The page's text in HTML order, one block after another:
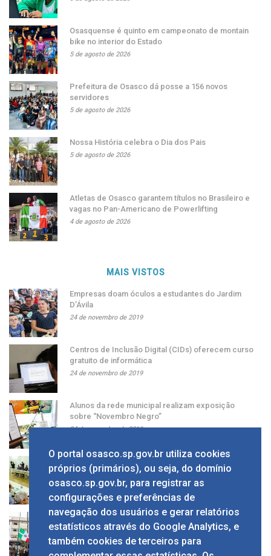
Osasquense é quinto em campeonato de montain
bike no interior do Estado
5 de agosto de 2026
Prefeitura de Osasco dá posse a 156 novos
servidores
5 de agosto de 2026
Nossa História celebra o Dia dos Pais
5 de agosto de 2026
Atletas de Osasco garantem títulos no Brasileiro e
vagas no Pan-Americano de Powerlifting
4 de agosto de 2026
MAIS VISTOS
Empresas doam óculos a estudantes do Jardim
D’Ávila
24 de novembro de 2019
Centros de Inclusão Digital (CIDs) oferecem curso
gratuito de informática
24 de novembro de 2019
Alunos da rede municipal realizam exposição
sobre “Novembro Negro”
24 de novembro de 2019
Grupo apresenta ao prefeito sugestão de alíquota
única de ISS
24 de novembro de 2019
Solenidade em comemoração ao Dia da Bandeira
no Calçadão
24 de novembro de 2019
O portal osasco.sp.gov.br utiliza cookies
próprios (primários), ou seja, do domínio
osasco.sp.gov.br, para registrar as
configurações e preferências de
navegação dos usuários e gerar relatórios
estatísticos através do Google Analytics, e
também cookies de terceiros para